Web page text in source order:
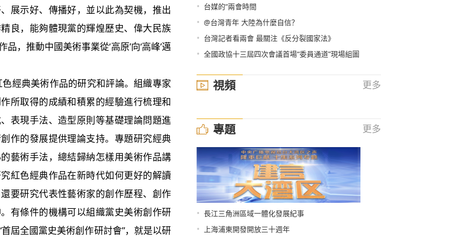
展示好、傳播好，並以此為契機，推出
良，能夠體現黨的輝煌歷史、偉大民族
，推動中國美術事業從‘高原’向‘高峰’邁
典美術作品的研究和評論。組織專家
所取得的成績和積累的經驗進行梳理和
表現手法、造型原則等基礎理論問題進
作的發展提供理論支持。專題研究經典
藝術手法，總結歸納怎樣用美術作品講
紅色經典作品在新時代如何更好的解讀
要研究代表性藝術家的創作歷程、創作
有條件的機構可以組織黨史美術創作研
屆全國黨史美術創作研討會”，就是以研
• 台媒的“兩會時間
• @台灣青年 大陸為什麼自信？
• 台灣記者看兩會 最關注《反分裂國家法》
• 全國政協十三屆四次會議首場“委員通道”現場組圖
視頻 更多
專題 更多
• 長江三角洲區域一體化發展紀事
• 上海浦東開發開放三十週年